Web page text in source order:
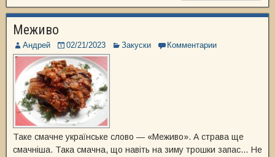
Меживо
Андрей 02/21/2023 Закуски Комментарии
Таке смачне українське слово — «Меживо». А страва ще
смачніша. Така смачна, що навіть на зиму трошки запас… Не